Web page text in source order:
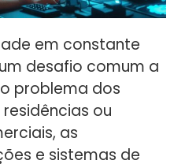
em constante
desafio comum a
problema dos
ou
as
e sistemas de